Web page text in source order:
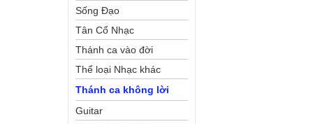
Sống Đạo
Tân Cổ Nhạc
Thánh ca vào đời
Thể loại Nhạc khác
Thánh ca không lời
Guitar